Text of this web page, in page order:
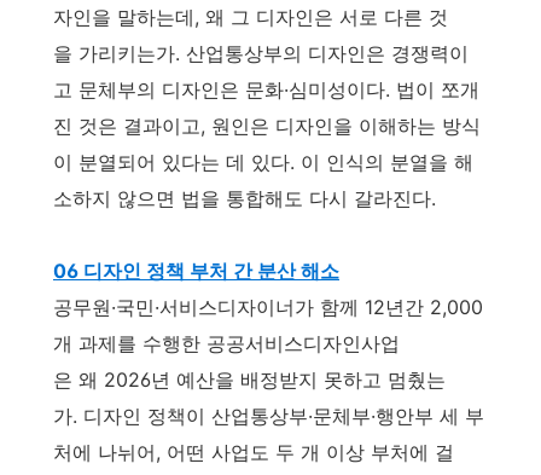
자인을 말하는데, 왜 그 디자인은 서로 다른 것
을 가리키는가. 산업통상부의 디자인은 경쟁력이
고 문체부의 디자인은 문화·심미성이다. 법이 쪼개
진 것은 결과이고, 원인은 디자인을 이해하는 방식
이 분열되어 있다는 데 있다. 이 인식의 분열을 해
소하지 않으면 법을 통합해도 다시 갈라진다.
06 디자인 정책 부처 간 분산 해소
공무원·국민·서비스디자이너가 함께 12년간 2,000
개 과제를 수행한 공공서비스디자인사업
은 왜 2026년 예산을 배정받지 못하고 멈췄는
가. 디자인 정책이 산업통상부·문체부·행안부 세 부
처에 나뉘어, 어떤 사업도 두 개 이상 부처에 걸